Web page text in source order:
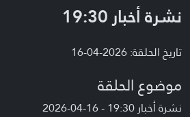
نشرة أخبار 19:30
تاريخ الحلقة: 2026-04-16
موضوع الحلقة
نشرة أخبار 19:30 - 16-04-2026